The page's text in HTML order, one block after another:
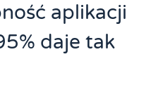
aplikacji
daje tak